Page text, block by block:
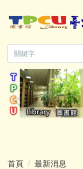
到
要
區
首頁 最新消息